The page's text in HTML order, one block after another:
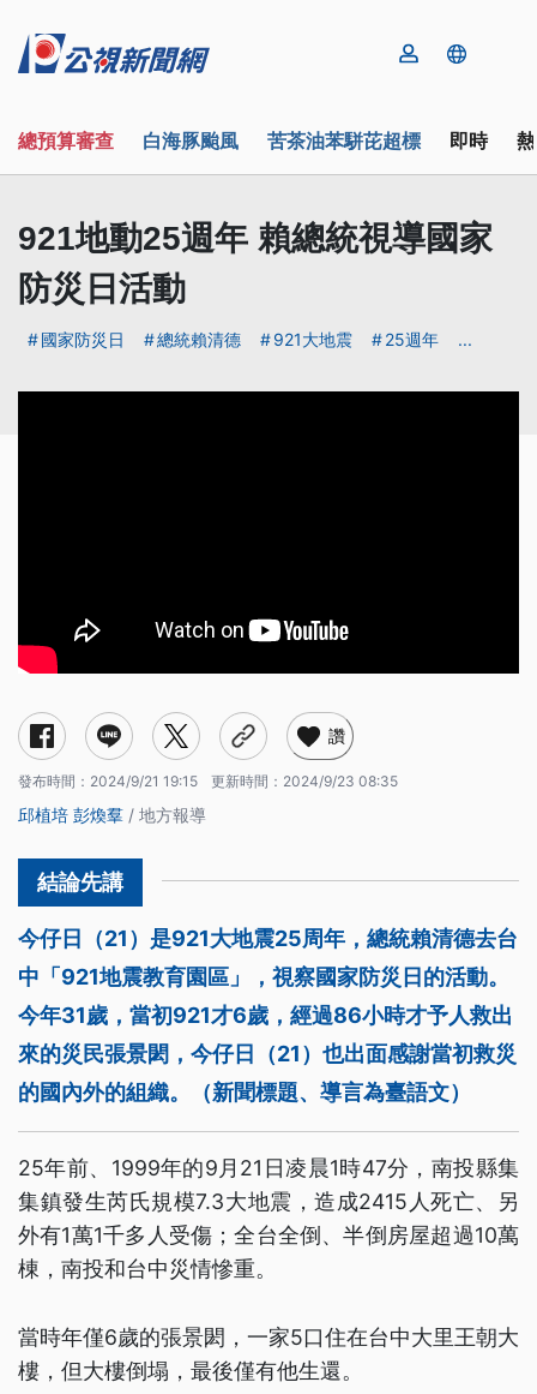
總預算審查 白海豚颱風 苦茶油苯駢芘超標 即時
921地動25週年 賴總統視導國家
防災日活動
國家防災日 總統賴清德 921大地震 25週年 ...
讚
發布時間： 2024/9/21 19:15 更新時間： 2024/9/23 08:35
邱植培 彭煥羣 / 地方報導
今仔日（21）是921大地震25周年，總統賴清德去台
中「921地震教育園區」，視察國家防災日的活動。
今年31歲，當初921才6歲，經過86小時才予人救出
來的災民張景閎，今仔日（21）也出面感謝當初救災
的國內外的組織。（新聞標題、導言為臺語文）
25年前、1999年的9月21日凌晨1時47分，南投縣集
集鎮發生芮氏規模7.3大地震，造成2415人死亡、另
外有1萬1千多人受傷；全台全倒、半倒房屋超過10萬
棟，南投和台中災情慘重。
當時年僅6歲的張景閎，一家5口住在台中大里王朝大
樓，但大樓倒塌，最後僅有他生還。